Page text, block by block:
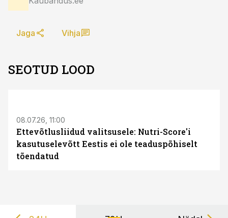
Jaga Vihja
SEOTUD LOOD
08.07.26, 11:00
Ettevõtlusliidud valitsusele: Nutri-Score'i
kasutuselevõtt Eestis ei ole teaduspõhiselt
tõendatud